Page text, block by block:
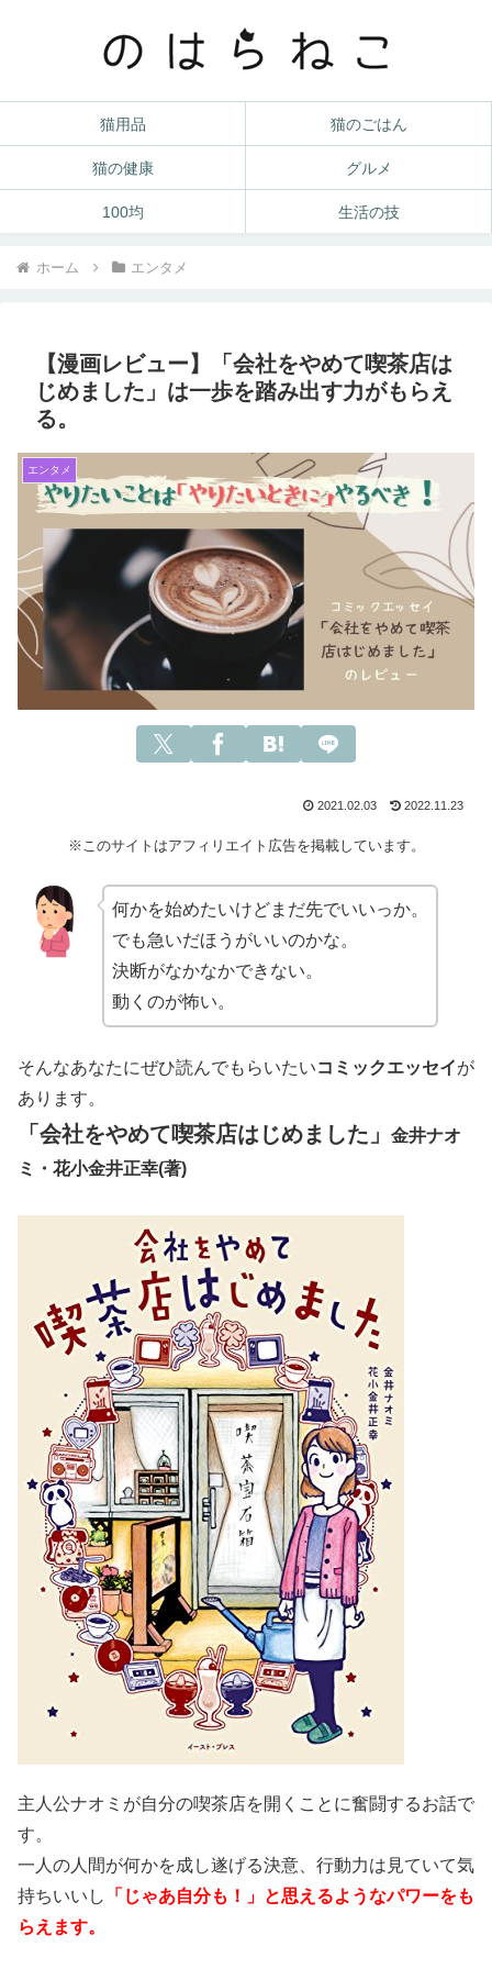
猫用品 猫のごはん
猫の健康 グルメ
100均 生活の技
ホーム エンタメ
【漫画レビュー】「会社をやめて喫茶店は
じめました」は一歩を踏み出す力がもらえ
る。
エンタメ
2021.02.03 2022.11.23
※このサイトはアフィリエイト広告を掲載しています。
何かを始めたいけどまだ先でいいっか。
でも急いだほうがいいのかな。
決断がなかなかできない。
動くのが怖い。
そんなあなたにぜひ読んでもらいたいコミックエッセイが
あります。
「会社をやめて喫茶店はじめました」
金井ナオ
ミ・花小金井正幸(著)
主人公ナオミが自分の喫茶店を開くことに奮闘するお話で
す。
一人の人間が何かを成し遂げる決意、行動力は見ていて気
持ちいいし
「じゃあ自分も！」と思えるようなパワーをも
らえます。